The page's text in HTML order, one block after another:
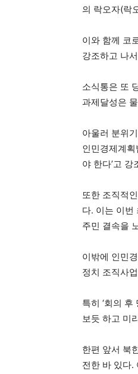
의 락오자(락
이와 함께 코
강조하고 나
소식통은 또
과제달성은
아울러 분위
인민경제계
야 한다’고
또한 조직적
다. 이는 이번
주민 결속을
이밖에 인민
정치 조직사
특히 ‘회의
보듯 하고 미
한편 앞서 북
전한 바 있다.